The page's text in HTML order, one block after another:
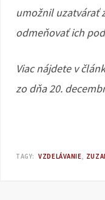
umožnil uzatvárať
odmeňovať ich
Viac nájdete v
zo dňa 20.
TAGY: VZDELÁVANIE